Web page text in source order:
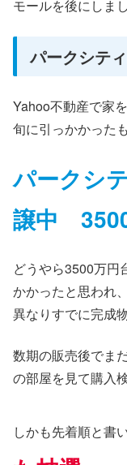
モールを後にしまし
パークシテ
Yahoo不動産で家
旬に引っかかった
パークシ
譲中
どうやら3500万円
かかったと思われ
異なりすでに完成物
数期の販売後でま
の部屋を見て購入
しかも先着順と書